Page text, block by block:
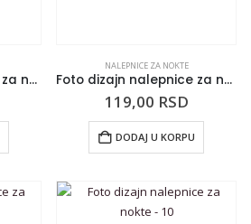
Foto dizajn nalepnice za nokte – 17
NALEPNICE ZA NOKTE
Foto dizajn nalepnice za nokte – 16
119,00 RSD
DODAJ U KORPU